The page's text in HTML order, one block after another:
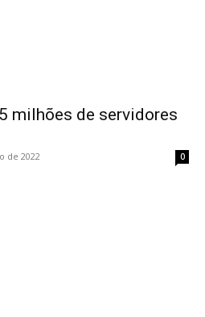
milhões de servidores
de 2022 0